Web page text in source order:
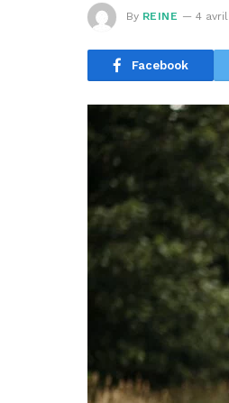
By REINE 4
Facebook